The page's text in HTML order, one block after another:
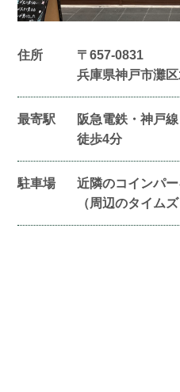
住所
〒657-0831
兵庫県神戸市灘
最寄駅
阪急電鉄・神戸線
徒歩4分
駐車場
近隣のコインパ
（周辺のタイム